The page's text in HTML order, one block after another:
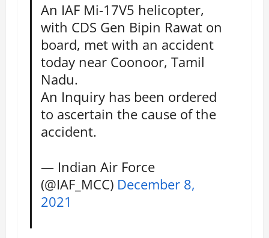
An IAF Mi-17V5 helicopter,
with CDS Gen Bipin Rawat on
board, met with an accident
today near Coonoor, Tamil
Nadu.
An Inquiry has been ordered
to ascertain the cause of the
accident.
— Indian Air Force
(@IAF_MCC) December 8,
2021